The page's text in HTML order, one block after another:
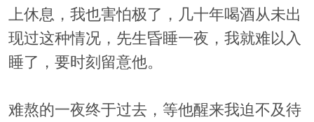
上休息，我也害怕极了，几十年喝酒从未出
现过这种情况，先生昏睡一夜，我就难以入
睡了，要时刻留意他。
难熬的一夜终于过去，等他醒来我迫不及待